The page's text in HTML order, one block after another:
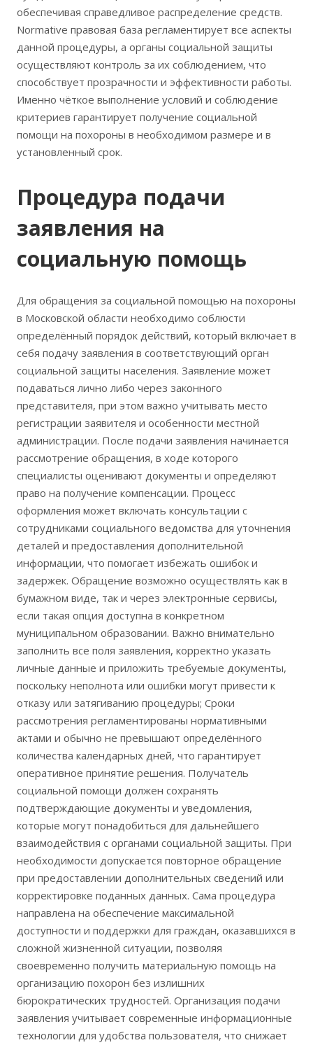
обеспечивая справедливое распределение средств.
Normative правовая база регламентирует все аспекты
данной процедуры, а органы социальной защиты
осуществляют контроль за их соблюдением, что
способствует прозрачности и эффективности работы.
Именно чёткое выполнение условий и соблюдение
критериев гарантирует получение социальной
помощи на похороны в необходимом размере и в
установленный срок.
Процедура подачи
заявления на
социальную помощь
Для обращения за социальной помощью на похороны
в Московской области необходимо соблюсти
определённый порядок действий, который включает в
себя подачу заявления в соответствующий орган
социальной защиты населения. Заявление может
подаваться лично либо через законного
представителя, при этом важно учитывать место
регистрации заявителя и особенности местной
администрации. После подачи заявления начинается
рассмотрение обращения, в ходе которого
специалисты оценивают документы и определяют
право на получение компенсации. Процесс
оформления может включать консультации с
сотрудниками социального ведомства для уточнения
деталей и предоставления дополнительной
информации, что помогает избежать ошибок и
задержек. Обращение возможно осуществлять как в
бумажном виде, так и через электронные сервисы,
если такая опция доступна в конкретном
муниципальном образовании. Важно внимательно
заполнить все поля заявления, корректно указать
личные данные и приложить требуемые документы,
поскольку неполнота или ошибки могут привести к
отказу или затягиванию процедуры; Сроки
рассмотрения регламентированы нормативными
актами и обычно не превышают определённого
количества календарных дней, что гарантирует
оперативное принятие решения. Получатель
социальной помощи должен сохранять
подтверждающие документы и уведомления,
которые могут понадобиться для дальнейшего
взаимодействия с органами социальной защиты. При
необходимости допускается повторное обращение
при предоставлении дополнительных сведений или
корректировке поданных данных. Сама процедура
направлена на обеспечение максимальной
доступности и поддержки для граждан, оказавшихся в
сложной жизненной ситуации, позволяя
своевременно получить материальную помощь на
организацию похорон без излишних
бюрократических трудностей. Организация подачи
заявления учитывает современные информационные
технологии для удобства пользователя, что снижает